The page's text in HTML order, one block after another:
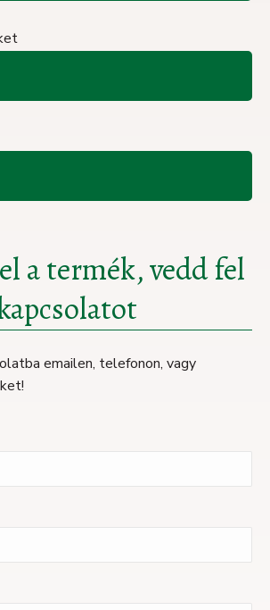
a termék, vedd fel
emailen, telefonon, vagy